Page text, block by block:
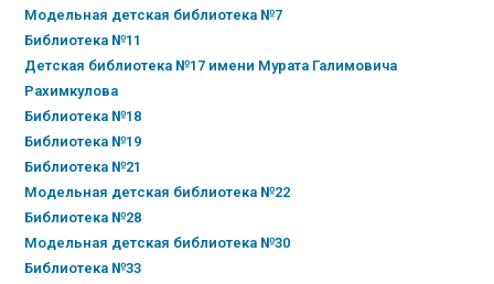
Модельная детская библиотека №7
Библиотека №11
Детская библиотека №17 имени Мурата Галимовича
Рахимкулова
Библиотека №18
Библиотека №19
Библиотека №21
Модельная детская библиотека №22
Библиотека №28
Модельная детская библиотека №30
Библиотека №33